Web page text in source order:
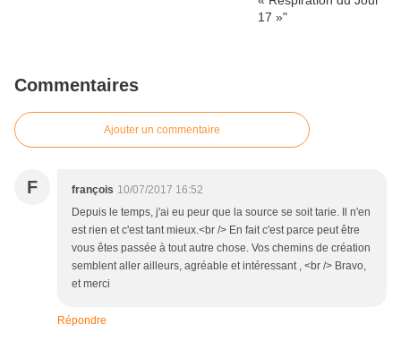
Commentaires
Ajouter un commentaire
F françois 10/07/2017 16:52
Depuis le temps, j'ai eu peur que la source se soit tarie. Il n'en
est rien et c'est tant mieux.<br /> En fait c'est parce peut être
vous êtes passée à tout autre chose. Vos chemins de création
semblent aller ailleurs, agréable et intéressant , <br /> Bravo,
et merci
Répondre